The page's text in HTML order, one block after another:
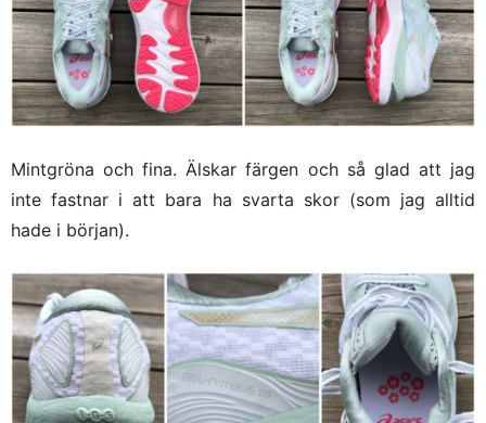
Mintgröna och fina. Älskar färgen och så glad att jag
inte fastnar i att bara ha svarta skor (som jag alltid
hade i början).